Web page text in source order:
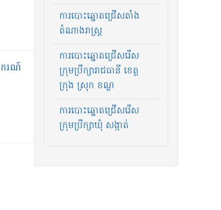
ករណ៍
ការបោះឆ្នោតជ្រើសតាំង
តំណាងរាស្ត្រ
ការបោះឆ្នោតជ្រើសរើស
ក្រុមប្រឹក្សារាជធានី ខេត្ត
ក្រុង ស្រុក ខណ្ឌ
ការបោះឆ្នោតជ្រើសរើស
ក្រុមប្រឹក្សា​ឃុំ សង្កាត់